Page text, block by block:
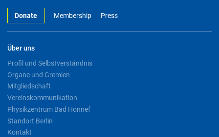
Donate Membership Press
Über uns
Profil und Selbstverständnis
Organe und Gremien
Mitgliedschaft
Vereinskommunikation
Physikzentrum Bad Honnef
Standort Berlin
Kontakt